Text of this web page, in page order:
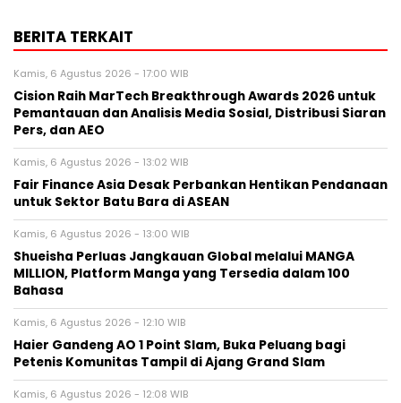
BERITA TERKAIT
Kamis, 6 Agustus 2026 - 17:00 WIB
Cision Raih MarTech Breakthrough Awards 2026 untuk
Pemantauan dan Analisis Media Sosial, Distribusi Siaran
Pers, dan AEO
Kamis, 6 Agustus 2026 - 13:02 WIB
Fair Finance Asia Desak Perbankan Hentikan Pendanaan
untuk Sektor Batu Bara di ASEAN
Kamis, 6 Agustus 2026 - 13:00 WIB
Shueisha Perluas Jangkauan Global melalui MANGA
MILLION, Platform Manga yang Tersedia dalam 100
Bahasa
Kamis, 6 Agustus 2026 - 12:10 WIB
Haier Gandeng AO 1 Point Slam, Buka Peluang bagi
Petenis Komunitas Tampil di Ajang Grand Slam
Kamis, 6 Agustus 2026 - 12:08 WIB